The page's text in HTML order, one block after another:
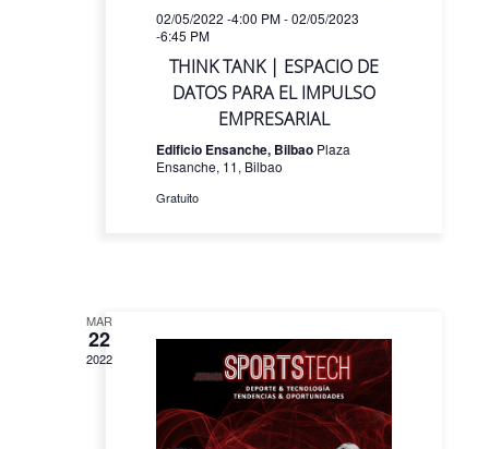
02/05/2022 -4:00 PM-02/05/2023
-6:45 PM
THINK TANK | ESPACIO DE
DATOS PARA EL IMPULSO
EMPRESARIAL
Edificio Ensanche, Bilbao Plaza
Ensanche, 11, Bilbao
Gratuito
MAR
22
2022